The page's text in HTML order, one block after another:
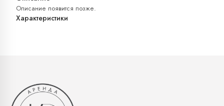
Описание появится позже.
Характеристики